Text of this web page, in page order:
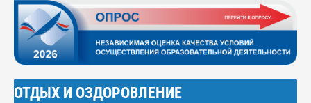
ОТДЫХ И ОЗДОРОВЛЕНИЕ